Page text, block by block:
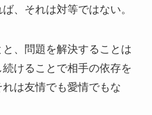
、それは対等ではない。
、問題を解決することは
けることで相手の依存を
は友情でも愛情でもな